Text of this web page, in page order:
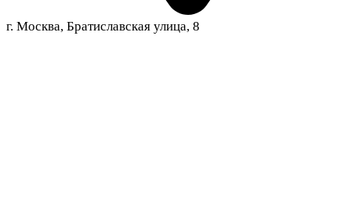
г. Москва, Братиславская улица, 8